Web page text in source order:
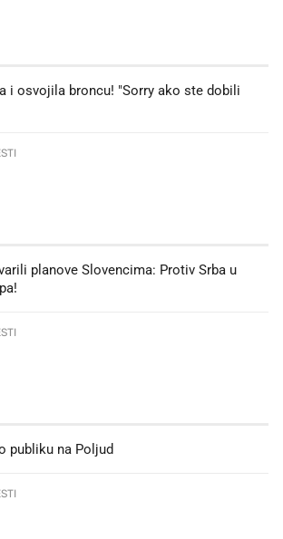
i osvojila broncu! "Sorry ako ste dobili
planove Slovencima: Protiv Srba u
publiku na Poljud